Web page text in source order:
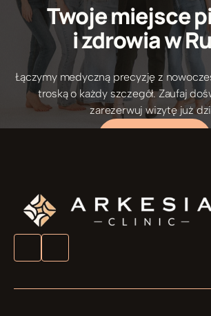
Twoje miejsce
i zdrowia w
5/5 Opinie
Łączymy medyczną precyzję z
troską o każdy szczegół. Zaufaj
zarezerwuj wizytę już